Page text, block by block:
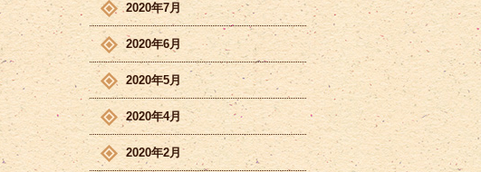
2020年7月
2020年6月
2020年5月
2020年4月
2020年2月